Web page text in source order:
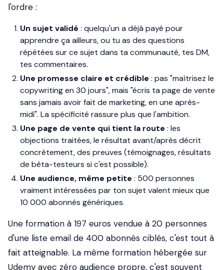
l'ordre :
Un sujet validé : quelqu'un a déjà payé pour
apprendre ça ailleurs, ou tu as des questions
répétées sur ce sujet dans ta communauté, tes DM,
tes commentaires.
Une promesse claire et crédible : pas "maîtrisez le
copywriting en 30 jours", mais "écris ta page de vente
sans jamais avoir fait de marketing, en une après-
midi". La spécificité rassure plus que l'ambition.
Une page de vente qui tient la route : les
objections traitées, le résultat avant/après décrit
concrètement, des preuves (témoignages, résultats
de bêta-testeurs si c'est possible).
Une audience, même petite : 500 personnes
vraiment intéressées par ton sujet valent mieux que
10 000 abonnés génériques.
Une formation à 197 euros vendue à 20 personnes
d'une liste email de 400 abonnés ciblés, c'est tout à
fait atteignable. La même formation hébergée sur
Udemy avec zéro audience propre, c'est souvent